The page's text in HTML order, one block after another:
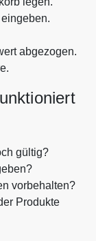
abgezogen.
gültig?
vorbehalten?
Produkte